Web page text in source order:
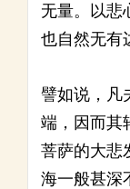
无量。以悲
也自然无有
譬如说，凡
端，因而其
菩萨的大悲
海一般甚深